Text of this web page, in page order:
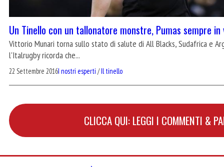
Un Tinello con un tallonatore monstre, Pumas sempre
Vittorio Munari torna sullo stato di salute di All Blacks, Sudafrica e
l'Italrugby ricorda che...
22 Settembre 2016I nostri esperti /Il tinello
CLICCA QUI: LEGGI I COMMENTI &